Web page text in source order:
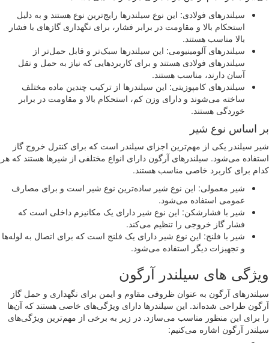
سیلندرهای فولادی: این نوع سیلندرها رایج‌ترین نوع هستند و به دلیل
استحکام بالا و مقاومت در برابر فشار، برای نگهداری گازهای با فشار
بالا مناسب هستند.
سیلندرهای آلومینیومی: این سیلندرها سبک‌تر و قابل حمل‌تر از
سیلندرهای فولادی هستند و برای کاربردهایی که نیاز به حمل و نقل
آسان دارند، مناسب هستند.
سیلندرهای کامپوزیتی: این سیلندرها از ترکیب چندین ماده مختلف
ساخته می‌شوند و دارای وزن کم، استحکام بالا و مقاومت در برابر
خوردگی هستند.
اساس نوع شیر
سیلندر یکی از مهم‌ترین اجزای سیلندر است که برای کنترل خروج گاز
می‌شود. سیلندرهای آرگون دارای انواع مختلفی از شیرها هستند که هر
برای کاربرد خاصی مناسب هستند.
شیر معمولی: این نوع شیر ساده‌ترین نوع شیر است و برای مصارف
عمومی استفاده می‌شود.
شیر با فشارشکن: این نوع شیر دارای یک مکانیزم داخلی است که
فشار گاز خروجی را تنظیم می‌کند.
شیر با فلنج: این نوع شیر دارای یک فلنج است که برای اتصال به لوله‌ها
و تجهیزات دیگر استفاده می‌شود.
های سیلندر آرگون
آرگون به عنوان ظروفی مقاوم و ایمن برای نگهداری و حمل گاز
طراحی شده‌اند. این سیلندرها دارای ویژگی‌های خاصی هستند که آن‌ها
این منظور مناسب می‌سازد. در زیر به برخی از مهم‌ترین ویژگی‌های
آرگون اشاره می‌کنیم: